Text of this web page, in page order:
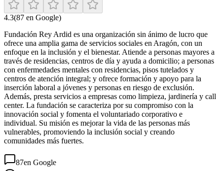
4.3(87 en Google)
Fundación Rey Ardid es una organización sin ánimo de lucro que
ofrece una amplia gama de servicios sociales en Aragón, con un
enfoque en la inclusión y el bienestar. Atiende a personas mayores a
través de residencias, centros de día y ayuda a domicilio; a personas
con enfermedades mentales con residencias, pisos tutelados y
centros de atención integral; y ofrece formación y apoyo para la
inserción laboral a jóvenes y personas en riesgo de exclusión.
Además, presta servicios a empresas como limpieza, jardinería y call
center. La fundación se caracteriza por su compromiso con la
innovación social y fomenta el voluntariado corporativo e
individual. Su misión es mejorar la vida de las personas más
vulnerables, promoviendo la inclusión social y creando
comunidades más fuertes.
87en Google